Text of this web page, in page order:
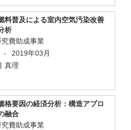
料普及による室内空気汚染改善
析
費助成事業
-
2019年03月
真理
格要因の経済分析：構造アプロ
融合
費助成事業